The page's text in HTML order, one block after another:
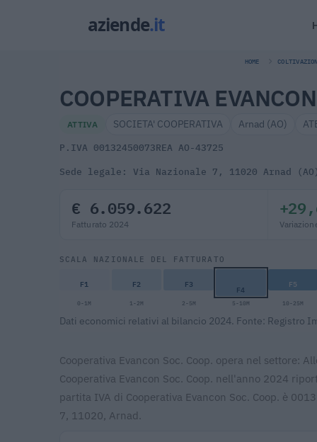
HOME
COOPERATIVA
ATTIVA SOCIETA' COOPERATIVA Arnad (AO)
P.IVA 00132450073REA AO-43725
Sede legale: Via Nazionale 7, 11020 Arnad (AO)
€ 6.059.622
Fatturato 2024
SCALA NAZIONALE DEL FATTURATO
F1 F2 F3 F4 F5
0-1M 1-2M 2-5M 5-10M 10-25M
Dati economici relativi al bilancio 2024. Fonte: Registro
Cooperativa Evancon Soc. Coop. opera nel settore:
Cooperativa Evancon Soc. Coop. nell'anno 2024
partita IVA di Cooperativa Evancon Soc. Coop. è
7, 11020, Arnad.